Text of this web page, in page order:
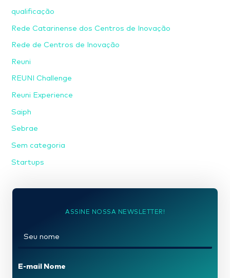
qualificação
Rede Catarinense dos Centros de Inovação
Rede de Centros de Inovação
Reuni
REUNI Challenge
Reuni Experience
Saiph
Sebrae
Sem categoria
Startups
ASSINE NOSSA NEWSLETTER!
E-mail Nome